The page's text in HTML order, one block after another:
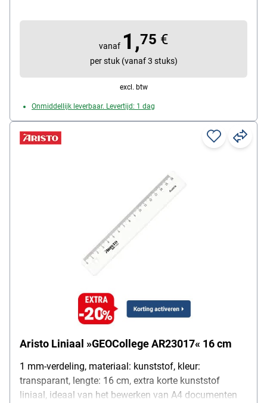
levering in gesorteerde kleuren (kleur vooraf niet te
vanaf 1,75 €
per stuk (vanaf 3 stuks)
excl. btw
Onmiddellijk leverbaar. Levertijd: 1 dag
Aristo Liniaal »GEOCollege AR23017« 16 cm
1 mm-verdeling, materiaal: kunststof, kleur:
transparant, lengte: 16 cm, extra korte kunststof
liniaal, ideaal van het bewerken van A4 documenten